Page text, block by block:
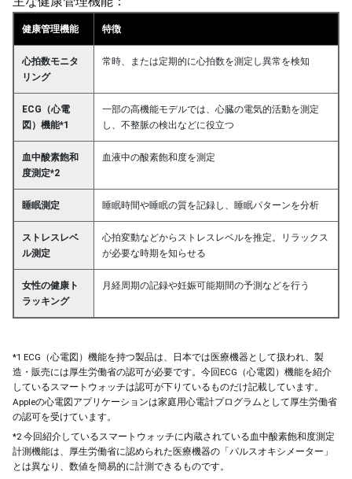
健康管理機能 特徴
心拍数モニタ
リング
常時、または定期的に心拍数を測定し異常を検知
ECG（心電
図）機能*1
一部の高機能モデルでは、心臓の電気的活動を測定
し、不整脈の検出などに役立つ
血中酸素飽和
度測定*2
血液中の酸素飽和度を測定
睡眠測定 睡眠時間や睡眠の質を記録し、睡眠パターンを分析
ストレスレベ
ル測定
心拍変動などからストレスレベルを推定。リラックス
が必要な時期を知らせる
女性の健康ト
ラッキング
月経周期の記録や妊娠可能期間の予測などを行う
*1 ECG（心電図）機能を持つ製品は、日本では医療機器として扱われ、製
造・販売には厚生労働省の認可が必要です。今回ECG（心電図）機能を紹介
しているスマートウォッチは認可が下りているものだけ記載しています。
Appleの心電図アプリケーションは家庭用心電計プログラムとして厚生労働省
の認可を受けています。
*2 今回紹介しているスマートウォッチに内蔵されている血中酸素飽和度測定
計測機能は、厚生労働省に認められた医療機器の「パルスオキシメーター」
とは異なり、数値を簡易的に計測できるものです。